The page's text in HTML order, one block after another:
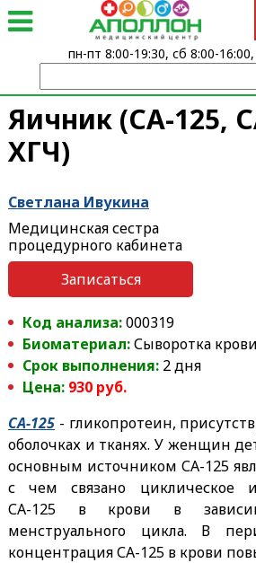
Яичник (СА-125,
ХГЧ)
Светлана Ивукина
Медицинская сестра
процедурного кабинета
Записаться
Код анализа:000319
Биоматериал:Сыворотка крови
Срок выполнения:2 дня
Цена: 930 руб.
СА-125- гликопротеин,
оболочках и тканях. У женщин
основным источником СА-125
с чем связано циклическое
СА-125 в крови в
менструального цикла. В
концентрация СА-125 в крови
пн-пт 8:00-19:30, сб 8:00-